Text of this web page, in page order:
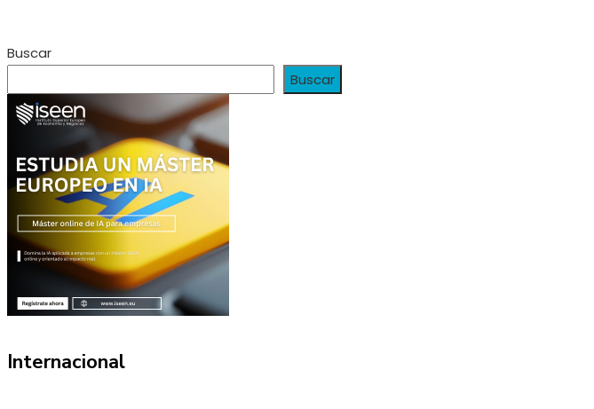
Buscar
Buscar
Internacional